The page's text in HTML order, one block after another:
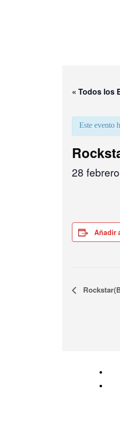
« Todos los
Este evento
28 febrero
Añadir
Navegación